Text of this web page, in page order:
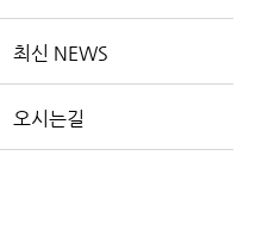
최신 NEWS
오시는길